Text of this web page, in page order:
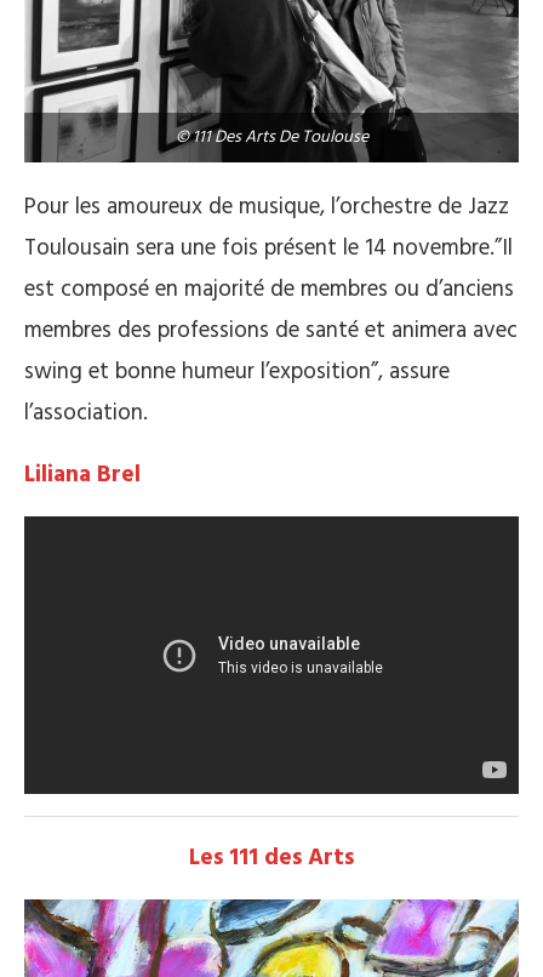
© 111 Des Arts De Toulouse
Pour les amoureux de musique, l’orchestre de Jazz
Toulousain sera une fois présent le 14 novembre.”Il
est composé en majorité de membres ou d’anciens
membres des professions de santé et animera avec
swing et bonne humeur l’exposition”, assure
l’association.
Liliana Brel
Les 111 des Arts